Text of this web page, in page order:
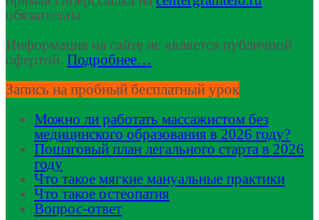
обязательна
Информация на сайте не является публичной
офертой. Подробнее…
Запись на пробный бесплатный урок
Можно ли работать массажистом без
медицинского образования в 2026 году?
Пошаговый план легального старта в 2026
году
Что такое мягкие мануальные практики
Что такое остеопатия
Вопрос-ответ